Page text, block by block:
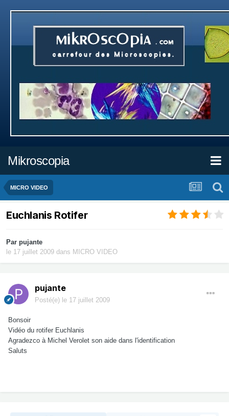
Mikroscopia
MICRO VIDEO
Euchlanis Rotifer
Par pujante
le 17 juillet 2009 dans MICRO VIDEO
pujante
Posté(e) le 17 juillet 2009
Bonsoir
Vidéo du rotifer Euchlanis
Agradezco à Michel Verolet son aide dans l'identification
Saluts